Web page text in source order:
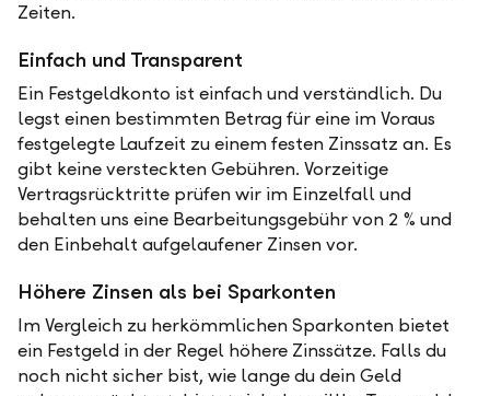
Zeiten.
Einfach und Transparent
Ein Festgeldkonto ist einfach und verständlich. Du
legst einen bestimmten Betrag für eine im Voraus
festgelegte Laufzeit zu einem festen Zinssatz an. Es
gibt keine versteckten Gebühren. Vorzeitige
Vertragsrücktritte prüfen wir im Einzelfall und
behalten uns eine Bearbeitungsgebühr von 2 % und
den Einbehalt aufgelaufener Zinsen vor.
Höhere Zinsen als bei Sparkonten
Im Vergleich zu herkömmlichen Sparkonten bietet
ein Festgeld in der Regel höhere Zinssätze. Falls du
noch nicht sicher bist, wie lange du dein Geld